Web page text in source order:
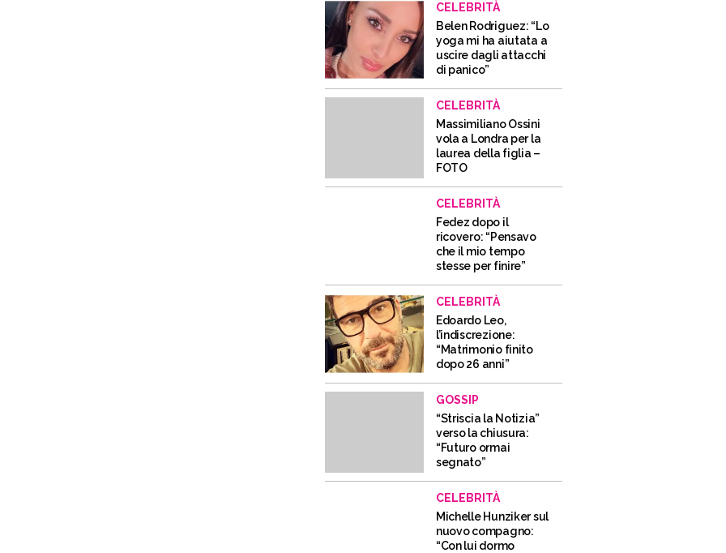
CELEBRITÀ
Belen Rodriguez: “Lo
yoga mi ha aiutata a
uscire dagli attacchi
di panico”
CELEBRITÀ
Massimiliano Ossini
vola a Londra per la
laurea della figlia –
FOTO
CELEBRITÀ
Fedez dopo il
ricovero: “Pensavo
che il mio tempo
stesse per finire”
CELEBRITÀ
Edoardo Leo,
l’indiscrezione:
“Matrimonio finito
dopo 26 anni”
GOSSIP
“Striscia la Notizia”
verso la chiusura:
“Futuro ormai
segnato”
CELEBRITÀ
Michelle Hunziker sul
nuovo compagno:
“Con lui dormo